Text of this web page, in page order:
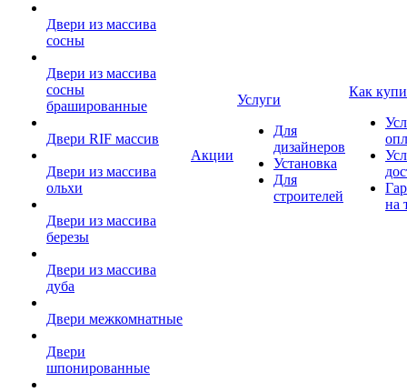
Двери из массива
сосны
Двери из массива
сосны
брашированные
Двери RIF массив
Двери из массива
ольхи
Двери из массива
березы
Двери из массива
дуба
Двери межкомнатные
Двери
шпонированные
Акции
Услуги
Для
дизайнеров
Установка
Для
строителей
Как
на